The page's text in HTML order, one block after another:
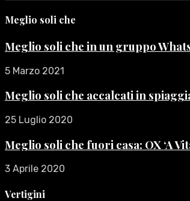
Meglio soli che
Meglio soli che in un gruppo
5 Marzo 2021
Meglio soli che accalcati in
25 Luglio 2020
Meglio soli che fuori casa: OX ‘A
3 Aprile 2020
Vertigini